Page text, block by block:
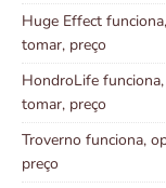
Huge Effect
tomar, preço
HondroLife
tomar, preço
Troverno funciona,
preço